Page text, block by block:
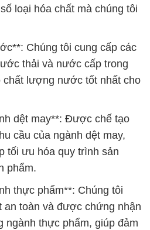
loại hóa chất mà chúng tôi
Chúng tôi cung cấp các
thải và nước cấp trong
chất lượng nước tốt nhất cho
dệt may**: Được chế tạo
cầu của ngành dệt may,
tối ưu hóa quy trình sản
phẩm.
thực phẩm**: Chúng tôi
an toàn và được chứng nhận
ngành thực phẩm, giúp đảm